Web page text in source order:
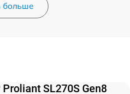
больше
SL270S Gen8